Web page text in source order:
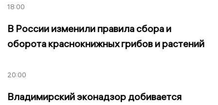
18:00
В России изменили правила сбора и
оборота краснокнижных грибов и растений
20:00
Владимирский эконадзор добивается